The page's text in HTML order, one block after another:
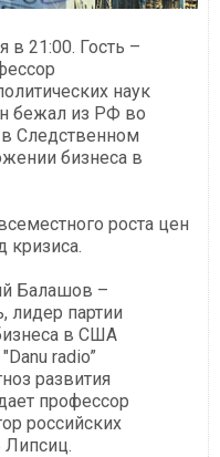
в 21:00. Гость –
наук
бежал из РФ во
Следственном
бизнеса в
роста цен
кризиса.
Балашов –
лидер партии
в США
radio”
развития
профессор
российских
Липсиц.